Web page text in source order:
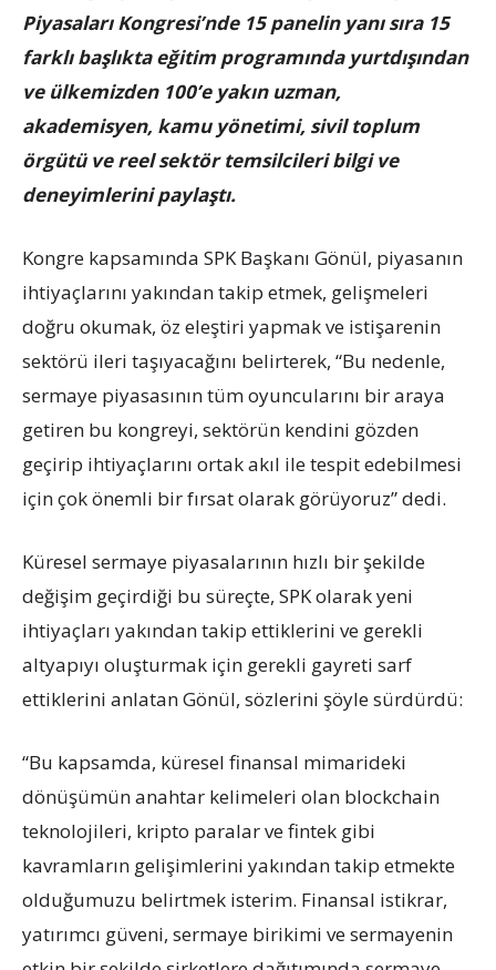
Piyasaları Kongresi’nde 15 panelin yanı sıra 15
farklı başlıkta eğitim programında yurtdışından
ve ülkemizden 100’e yakın uzman,
akademisyen, kamu yönetimi, sivil toplum
örgütü ve reel sektör temsilcileri bilgi ve
deneyimlerini paylaştı.
Kongre kapsamında SPK Başkanı Gönül, piyasanın
ihtiyaçlarını yakından takip etmek, gelişmeleri
doğru okumak, öz eleştiri yapmak ve istişarenin
sektörü ileri taşıyacağını belirterek, “Bu nedenle,
sermaye piyasasının tüm oyuncularını bir araya
getiren bu kongreyi, sektörün kendini gözden
geçirip ihtiyaçlarını ortak akıl ile tespit edebilmesi
için çok önemli bir fırsat olarak görüyoruz” dedi.
Küresel sermaye piyasalarının hızlı bir şekilde
değişim geçirdiği bu süreçte, SPK olarak yeni
ihtiyaçları yakından takip ettiklerini ve gerekli
altyapıyı oluşturmak için gerekli gayreti sarf
ettiklerini anlatan Gönül, sözlerini şöyle sürdürdü:
“Bu kapsamda, küresel finansal mimarideki
dönüşümün anahtar kelimeleri olan blockchain
teknolojileri, kripto paralar ve fintek gibi
kavramların gelişimlerini yakından takip etmekte
olduğumuzu belirtmek isterim. Finansal istikrar,
yatırımcı güveni, sermaye birikimi ve sermayenin